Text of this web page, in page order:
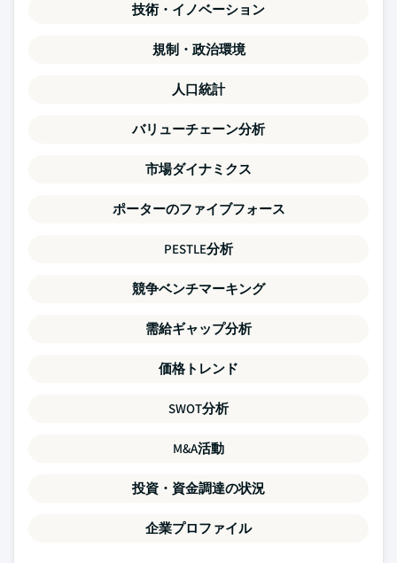
技術・イノベーション
規制・政治環境
人口統計
バリューチェーン分析
市場ダイナミクス
ポーターのファイブフォース
PESTLE分析
競争ベンチマーキング
需給ギャップ分析
価格トレンド
SWOT分析
M&A活動
投資・資金調達の状況
企業プロファイル